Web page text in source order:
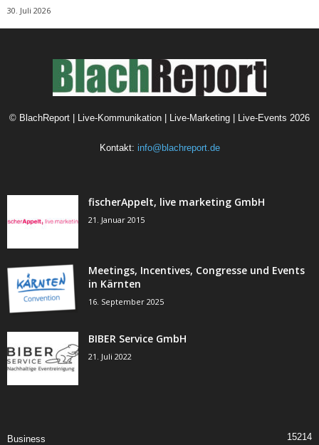
30. Juli 2026
© BlachReport | Live-Kommunikation | Live-Marketing | Live-Events 2026
Kontakt: info@blachreport.de
fischerAppelt, live marketing GmbH
21. Januar 2015
Meetings, Incentives, Congresse und Events
in Kärnten
16. September 2025
BIBER Service GmbH
21. Juli 2022
Business 15214